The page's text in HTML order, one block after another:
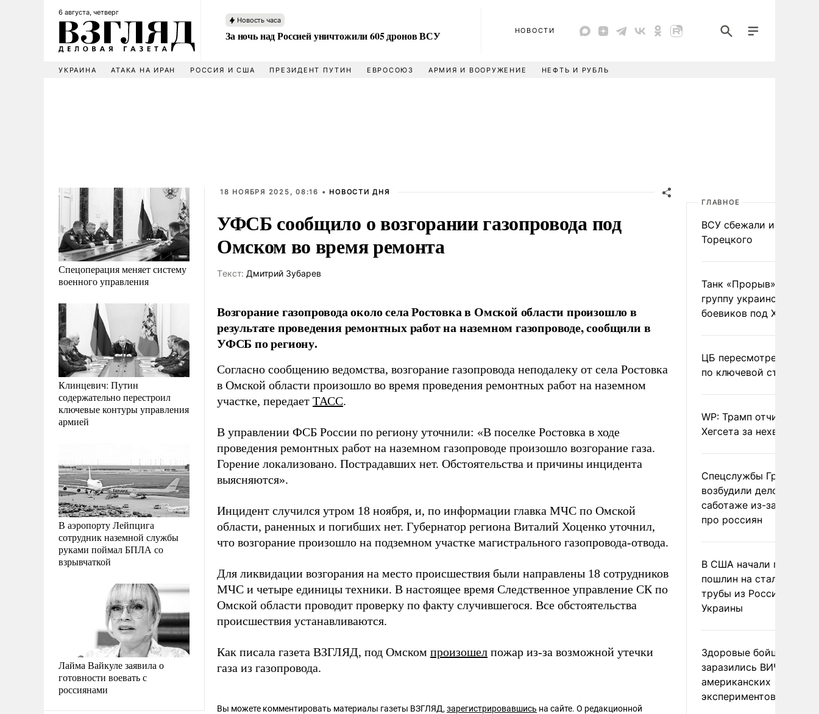
6 августа, четверг
Новость часа
За ночь над Россией уничтожили 605 дронов ВСУ НОВОСТИ
УКРАИНА АТАКА НА ИРАН РОССИЯ И США ПРЕЗИДЕНТ ПУТИН ЕВРОСОЮЗ АРМИЯ И ВООРУЖЕНИЕ НЕФТЬ И РУБЛЬ
Спецоперация меняет систему
военного управления
Клинцевич: Путин
содержательно перестроил
ключевые контуры управления
армией
В аэропорту Лейпцига
сотрудник наземной службы
руками поймал БПЛА со
взрывчаткой
Лайма Вайкуле заявила о
готовности воевать с
россиянами
18 НОЯБРЯ 2025, 08:16 • НОВОСТИ ДНЯ
УФСБ сообщило о возгорании газопровода под
Омском во время ремонта
Tекст: Дмитрий Зубарев
Возгорание газопровода около села Ростовка в Омской области произошло в
результате проведения ремонтных работ на наземном газопроводе, сообщили в
УФСБ по региону.
Согласно сообщению ведомства, возгорание газопровода неподалеку от села Ростовка
в Омской области произошло во время проведения ремонтных работ на наземном
участке, передает ТАСС.
В управлении ФСБ России по региону уточнили: «В поселке Ростовка в ходе
проведения ремонтных работ на наземном газопроводе произошло возгорание газа.
Горение локализовано. Пострадавших нет. Обстоятельства и причины инцидента
выясняются».
Инцидент случился утром 18 ноября, и, по информации главка МЧС по Омской
области, раненных и погибших нет. Губернатор региона Виталий Хоценко уточнил,
что возгорание произошло на подземном участке магистрального газопровода-отвода.
Для ликвидации возгорания на место происшествия были направлены 18 сотрудников
МЧС и четыре единицы техники. В настоящее время Следственное управление СК по
Омской области проводит проверку по факту случившегося. Все обстоятельства
происшествия устанавливаются.
Как писала газета ВЗГЛЯД, под Омском произошел пожар из-за возможной утечки
газа из газопровода.
Вы можете комментировать материалы газеты ВЗГЛЯД, зарегистрировавшись на сайте. О редакционной
ГЛАВНОЕ
ВСУ сбежали из
Торецкого
Танк «Прорыв»
группу украинских
боевиков под
ЦБ пересмотрел
по ключевой ставке
WP: Трамп отчитал
Хегсета за нехватку
Спецслужбы Грузии
возбудили дело о
саботаже из-за фейков
про россиян
В США начали
пошлин на стальные
трубы из России и с
Украины
Здоровые бойцы ВСУ
заразились ВИЧ после
американских
экспериментов